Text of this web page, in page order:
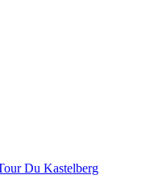
Du Kastelberg